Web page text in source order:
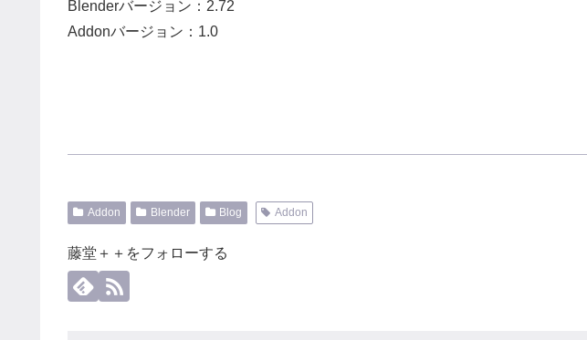
Blenderバージョン：2.72
Addonバージョン：1.0
Addon Blender Blog Addon
藤堂＋＋をフォローする